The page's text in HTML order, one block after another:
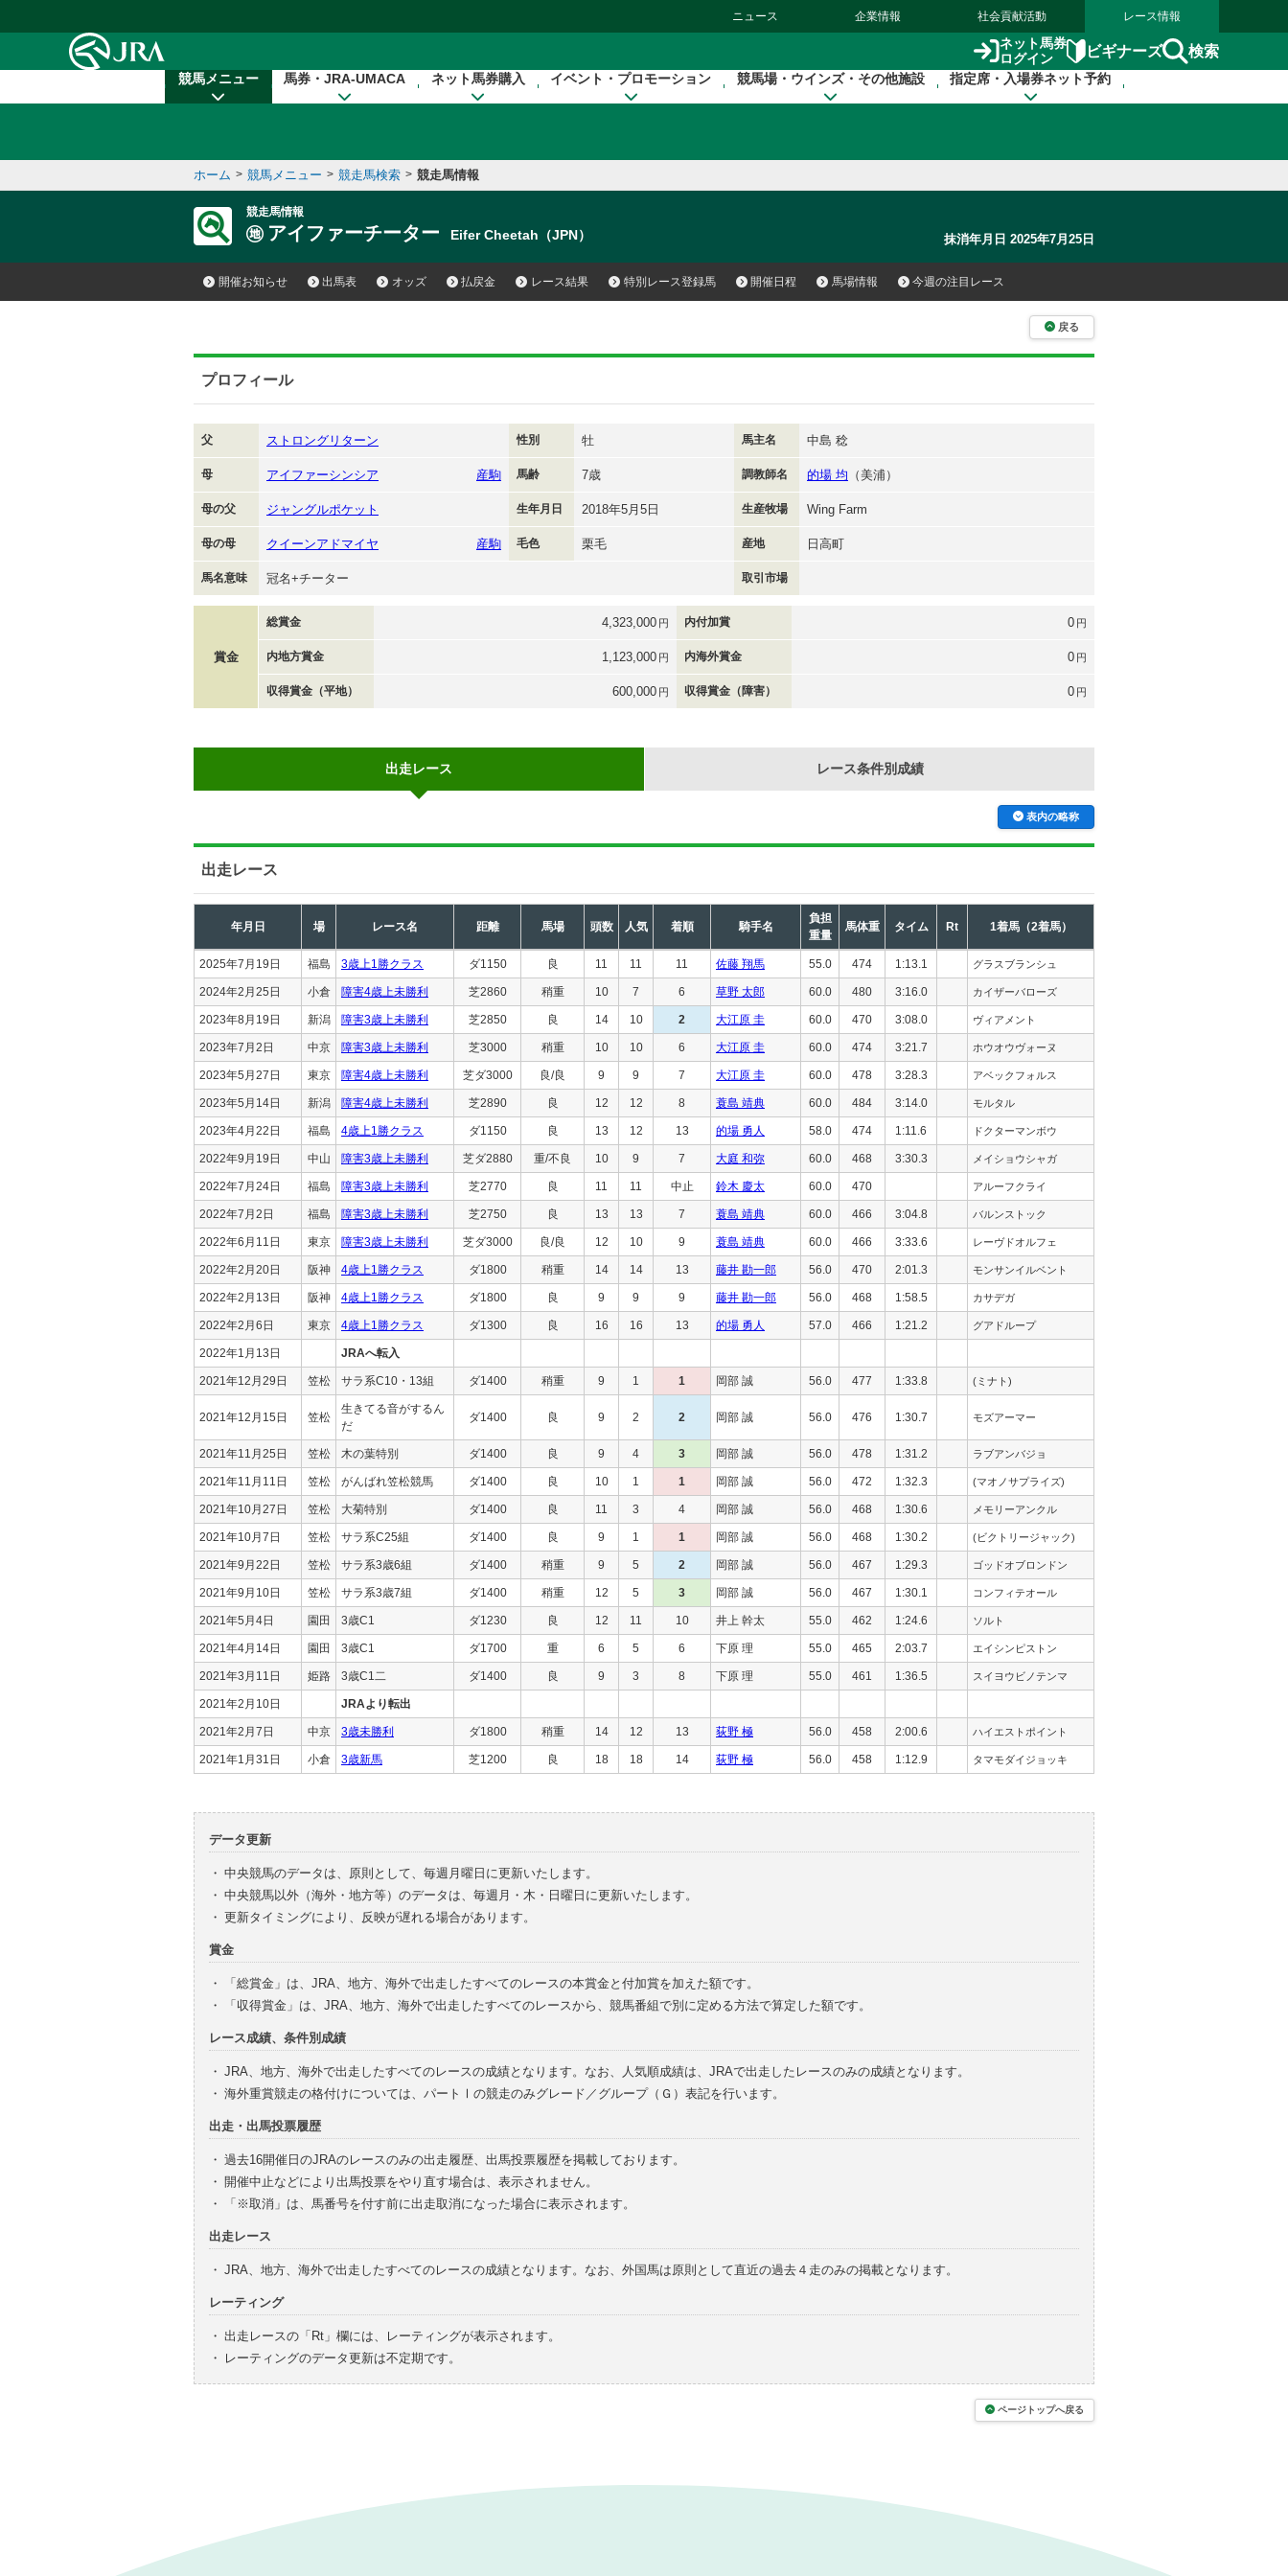
ニュース 企業情報 社会貢献活動 レース情報
ネット馬券
ログイン
ビギナーズ 検索
競馬メニュー 馬券・JRA-UMACA ネット馬券購入 イベント・プロモーション 競馬場・ウインズ・その他施設 指定席・入場券ネット予約
ホーム > 競馬メニュー > 競走馬検索 > 競走馬情報
競走馬情報
アイファーチーター Eifer Cheetah（JPN） 抹消年月日 2025年7月25日
開催お知らせ 出馬表 オッズ 払戻金 レース結果 特別レース登録馬 開催日程 馬場情報 今週の注目レース
戻る
プロフィール
父 ストロングリターン 性別 牡 馬主名 中島 稔
母 アイファーシンシア 産駒 馬齢 7歳 調教師名 的場 均 （美浦）
母の父 ジャングルポケット 生年月日 2018年5月5日 生産牧場 Wing Farm
母の母 クイーンアドマイヤ 産駒 毛色 栗毛 産地 日高町
馬名意味 冠名+チーター 取引市場
賞金
総賞金 4,323,000 円 内付加賞 0 円
内地方賞金 1,123,000 円 内海外賞金 0 円
収得賞金（平地） 600,000 円 収得賞金（障害） 0 円
出走レース レース条件別成績
表内の略称
出走レース
年月日 場 レース名 距離 馬場 頭数 人気 着順 騎手名
負担
重量
馬体重 タイム Rt 1着馬（2着馬）
2025年7月19日 福島 3歳上1勝クラス ダ1150 良 11 11 11 佐藤 翔馬 55.0 474 1:13.1 グラスブランシュ
2024年2月25日 小倉 障害4歳上未勝利 芝2860 稍重 10 7 6 草野 太郎 60.0 480 3:16.0 カイザーバローズ
2023年8月19日 新潟 障害3歳上未勝利 芝2850 良 14 10 2 大江原 圭 60.0 470 3:08.0 ヴィアメント
2023年7月2日 中京 障害3歳上未勝利 芝3000 稍重 10 10 6 大江原 圭 60.0 474 3:21.7 ホウオウヴォーヌ
2023年5月27日 東京 障害4歳上未勝利 芝ダ3000 良/良 9 9 7 大江原 圭 60.0 478 3:28.3 アベックフォルス
2023年5月14日 新潟 障害4歳上未勝利 芝2890 良 12 12 8 蓑島 靖典 60.0 484 3:14.0 モルタル
2023年4月22日 福島 4歳上1勝クラス ダ1150 良 13 12 13 的場 勇人 58.0 474 1:11.6 ドクターマンボウ
2022年9月19日 中山 障害3歳上未勝利 芝ダ2880 重/不良 10 9 7 大庭 和弥 60.0 468 3:30.3 メイショウシャガ
2022年7月24日 福島 障害3歳上未勝利 芝2770 良 11 11 中止 鈴木 慶太 60.0 470 アルーフクライ
2022年7月2日 福島 障害3歳上未勝利 芝2750 良 13 13 7 蓑島 靖典 60.0 466 3:04.8 バルンストック
2022年6月11日 東京 障害3歳上未勝利 芝ダ3000 良/良 12 10 9 蓑島 靖典 60.0 466 3:33.6 レーヴドオルフェ
2022年2月20日 阪神 4歳上1勝クラス ダ1800 稍重 14 14 13 藤井 勘一郎 56.0 470 2:01.3 モンサンイルベント
2022年2月13日 阪神 4歳上1勝クラス ダ1800 良 9 9 9 藤井 勘一郎 56.0 468 1:58.5 カサデガ
2022年2月6日 東京 4歳上1勝クラス ダ1300 良 16 16 13 的場 勇人 57.0 466 1:21.2 グアドループ
2022年1月13日 JRAへ転入
2021年12月29日 笠松 サラ系C10・13組 ダ1400 稍重 9 1 1 岡部 誠 56.0 477 1:33.8 (ミナト)
2021年12月15日 笠松
生きてる音がするん
だ
ダ1400 良 9 2 2 岡部 誠 56.0 476 1:30.7 モズアーマー
2021年11月25日 笠松 木の葉特別 ダ1400 良 9 4 3 岡部 誠 56.0 478 1:31.2 ラブアンバジョ
2021年11月11日 笠松 がんばれ笠松競馬 ダ1400 良 10 1 1 岡部 誠 56.0 472 1:32.3 (マオノサプライズ)
2021年10月27日 笠松 大菊特別 ダ1400 良 11 3 4 岡部 誠 56.0 468 1:30.6 メモリーアンクル
2021年10月7日 笠松 サラ系C25組 ダ1400 良 9 1 1 岡部 誠 56.0 468 1:30.2 (ビクトリージャック)
2021年9月22日 笠松 サラ系3歳6組 ダ1400 稍重 9 5 2 岡部 誠 56.0 467 1:29.3 ゴッドオブロンドン
2021年9月10日 笠松 サラ系3歳7組 ダ1400 稍重 12 5 3 岡部 誠 56.0 467 1:30.1 コンフィテオール
2021年5月4日 園田 3歳C1 ダ1230 良 12 11 10 井上 幹太 55.0 462 1:24.6 ソルト
2021年4月14日 園田 3歳C1 ダ1700 重 6 5 6 下原 理 55.0 465 2:03.7 エイシンピストン
2021年3月11日 姫路 3歳C1二 ダ1400 良 9 3 8 下原 理 55.0 461 1:36.5 スイヨウビノテンマ
2021年2月10日 JRAより転出
2021年2月7日 中京 3歳未勝利 ダ1800 稍重 14 12 13 荻野 極 56.0 458 2:00.6 ハイエストポイント
2021年1月31日 小倉 3歳新馬 芝1200 良 18 18 14 荻野 極 56.0 458 1:12.9 タマモダイジョッキ
データ更新
・ 中央競馬のデータは、原則として、毎週月曜日に更新いたします。
・ 中央競馬以外（海外・地方等）のデータは、毎週月・木・日曜日に更新いたします。
・ 更新タイミングにより、反映が遅れる場合があります。
賞金
・
「総賞金」は、JRA、地方、海外で出走したすべてのレースの本賞金と付加賞を加えた額です。
・
「収得賞金」は、JRA、地方、海外で出走したすべてのレースから、競馬番組で別に定める方法で算定した額です。
レース成績、条件別成績
・ JRA、地方、海外で出走したすべてのレースの成績となります。なお、人気順成績は、JRAで出走したレースのみの成績となります。
・ 海外重賞競走の格付けについては、パートⅠの競走のみグレード／グループ（Ｇ）表記を行います。
出走・出馬投票履歴
・ 過去16開催日のJRAのレースのみの出走履歴、出馬投票履歴を掲載しております。
・ 開催中止などにより出馬投票をやり直す場合は、表示されません。
・
「※取消」は、馬番号を付す前に出走取消になった場合に表示されます。
出走レース
・ JRA、地方、海外で出走したすべてのレースの成績となります。なお、外国馬は原則として直近の過去４走のみの掲載となります。
レーティング
・ 出走レースの「Rt」欄には、レーティングが表示されます。
・
レーティングのデータ更新は不定期です。
ページトップへ戻る